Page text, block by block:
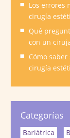
Los errores
cirugía
Qué
con un
Cómo
cirugía
Categorías
Bariátrica